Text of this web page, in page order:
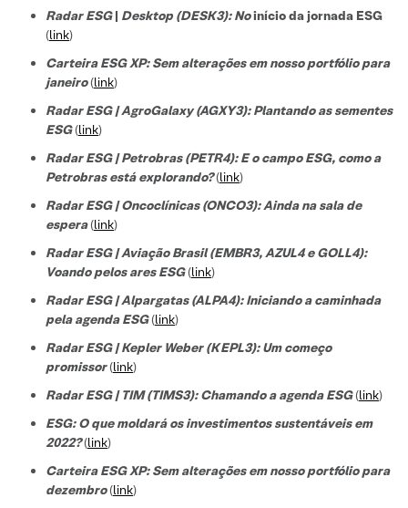
Radar ESG| Desktop (DESK3): Noinício da jornada ESG
(link)
Carteira ESG XP: Sem alterações em nosso portfólio para
janeiro(link)
Radar ESG | AgroGalaxy (AGXY3): Plantando as sementes
ESG(link)
Radar ESG | Petrobras (PETR4): E o campo ESG, como a
Petrobras está explorando?(link)
Radar ESG | Oncoclínicas (ONCO3): Ainda na sala de
espera(link)
Radar ESG | Aviação Brasil (EMBR3, AZUL4 e GOLL4):
Voando pelos ares ESG(link)
Radar ESG | Alpargatas (ALPA4): Iniciando a caminhada
pela agenda ESG(link)
Radar ESG | Kepler Weber (KEPL3): Um começo
promissor(link)
Radar ESG | TIM (TIMS3): Chamando a agenda ESG(link)
ESG: O que moldará os investimentos sustentáveis em
2022?(link)
Carteira ESG XP: Sem alterações em nosso portfólio para
dezembro(link)